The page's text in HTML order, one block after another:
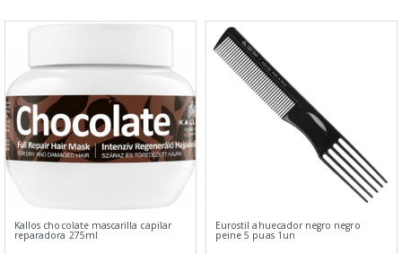
Kallos chocolate mascarilla capilar
reparadora 275ml
Eurostil ahuecador negro negro
peine 5 puas 1un